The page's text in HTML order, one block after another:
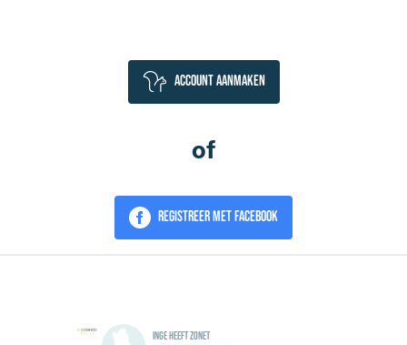
Account aanmaken
of
Registreer met Facebook
Inge heeft zonet